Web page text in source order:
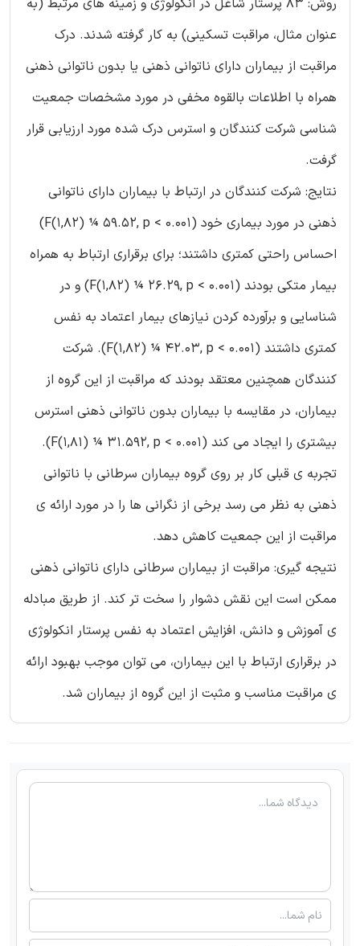
عنوان مثال، مراقبت تسکینی) به کار گرفته شدند. درک
مراقبت از بیماران دارای ناتوانی ذهنی یا بدون ناتوانی ذهنی
همراه با اطلاعات بالقوه مخفی در مورد مشخصات جمعیت
شناسی شرکت کنندگان و استرس درک شده مورد ارزیابی قرار
گرفت.
نتایج: شرکت کنندگان در ارتباط با بیماران دارای ناتوانی
ذهنی در مورد بیماری خود (F(1,82) ¼ 59.52, p < 0.001)
احساس راحتی کمتری داشتند؛ برای برقراری ارتباط به همراه
بیمار متکی بودند (F(1,82) ¼ 26.29, p < 0.001) و در
شناسایی و برآورده کردن نیازهای بیمار اعتماد به نفس
کمتری داشتند (F(1,82) ¼ 42.03, p < 0.001). شرکت
کنندگان همچنین معتقد بودند که مراقبت از این گروه از
بیماران، در مقایسه با بیماران بدون ناتوانی ذهنی استرس
بیشتری را ایجاد می کند (F(1,81) ¼ 31.592, p < 0.001).
تجربه ی قبلی کار بر روی گروه بیماران سرطانی با ناتوانی
ذهنی به نظر می رسد برخی از نگرانی ها را در مورد ارائه ی
مراقبت از این جمعیت کاهش دهد.
نتیجه گیری: مراقبت از بیماران سرطانی دارای ناتوانی ذهنی
ممکن است این نقش دشوار را سخت تر کند. از طریق مبادله
ی آموزش و دانش، افزایش اعتماد به نفس پرستار انکولوژی
در برقراری ارتباط با این بیماران، می توان موجب بهبود ارائه
ی مراقبت مناسب و مثبت از این گروه از بیماران شد.